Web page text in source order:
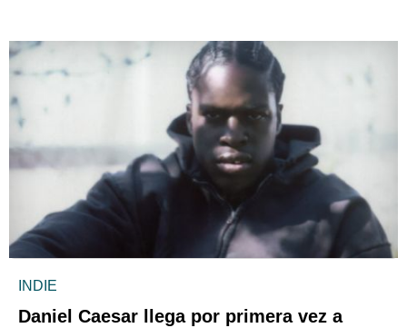
INDIE
Daniel Caesar llega por primera vez a